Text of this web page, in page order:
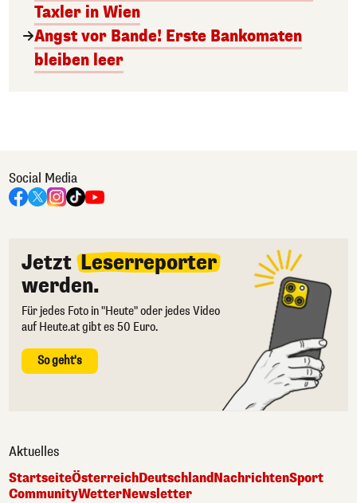
Taxler in Wien
Angst vor Bande! Erste Bankomaten
bleiben leer
Social Media
Jetzt Leserreporter
werden.
Für jedes Foto in "Heute" oder jedes Video
auf Heute.at gibt es 50 Euro.
So geht's
Aktuelles
StartseiteÖsterreichDeutschlandNachrichtenSport
CommunityWetterNewsletter